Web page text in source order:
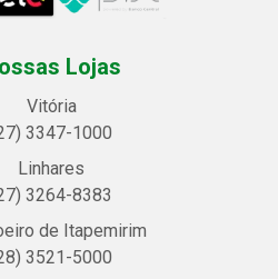
Lojas
Vitória
3347-1000
Linhares
3264-8383
de Itapemirim
3521-5000